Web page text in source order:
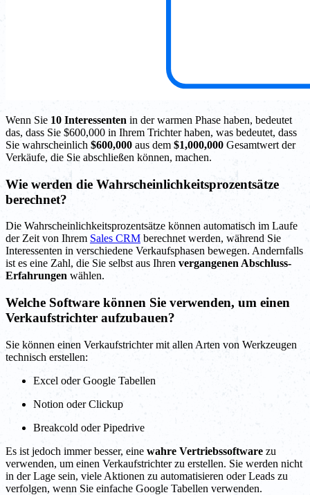
Wenn Sie 10 Interessenten in der warmen Phase haben, bedeutet
das, dass Sie $600,000 in Ihrem Trichter haben, was bedeutet, dass
Sie wahrscheinlich $600,000 aus dem $1,000,000 Gesamtwert der
Verkäufe, die Sie abschließen können, machen.
Wie werden die Wahrscheinlichkeitsprozentsätze
berechnet?
Die Wahrscheinlichkeitsprozentsätze können automatisch im Laufe
der Zeit von Ihrem Sales CRM berechnet werden, während Sie
Interessenten in verschiedene Verkaufsphasen bewegen. Andernfalls
ist es eine Zahl, die Sie selbst aus Ihren vergangenen Abschluss-
Erfahrungen wählen.
Welche Software können Sie verwenden, um einen
Verkaufstrichter aufzubauen?
Sie können einen Verkaufstrichter mit allen Arten von Werkzeugen
technisch erstellen:
Excel oder Google Tabellen
Notion oder Clickup
Breakcold oder Pipedrive
Es ist jedoch immer besser, eine wahre Vertriebssoftware zu
verwenden, um einen Verkaufstrichter zu erstellen. Sie werden nicht
in der Lage sein, viele Aktionen zu automatisieren oder Leads zu
verfolgen, wenn Sie einfache Google Tabellen verwenden.